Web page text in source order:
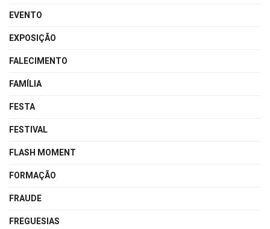
EVENTO
EXPOSIÇÃO
FALECIMENTO
FAMÍLIA
FESTA
FESTIVAL
FLASH MOMENT
FORMAÇÃO
FRAUDE
FREGUESIAS